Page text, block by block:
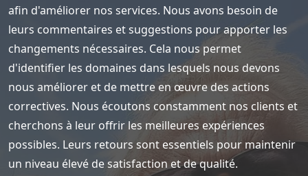
afin d'améliorer nos services. Nous avons besoin de
leurs commentaires et suggestions pour apporter les
changements nécessaires. Cela nous permet
d'identifier les domaines dans lesquels nous devons
nous améliorer et de mettre en œuvre des actions
correctives. Nous écoutons constamment nos clients et
cherchons à leur offrir les meilleures expériences
possibles. Leurs retours sont essentiels pour maintenir
un niveau élevé de satisfaction et de qualité.